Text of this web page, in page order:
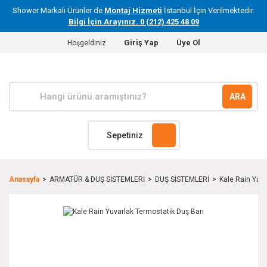
Shower Markalı Ürünler de Montaj Hizmeti İstanbul İçin Verilmektedir.
Bilgi İçin Arayınız. 0 (212) 425 48 09
Hoşgeldiniz Giriş Yap Üye Ol
ARA
Sepetiniz
Anasayfa ARMATÜR & DUŞ SİSTEMLERİ DUŞ SİSTEMLERİ Kale Rain